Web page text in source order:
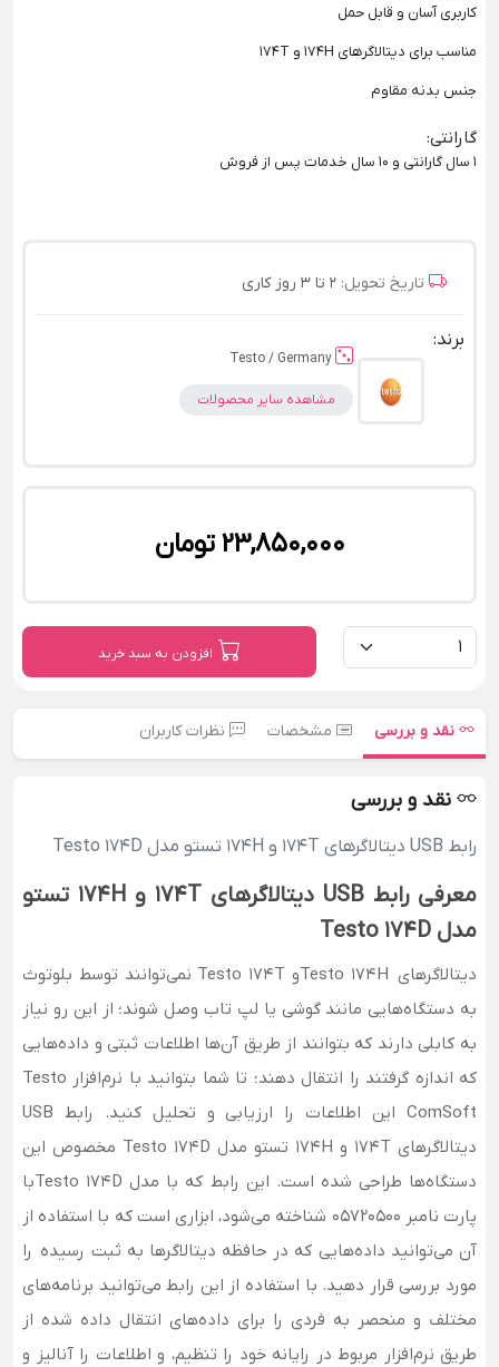
کاربری آسان و قابل حمل
مناسب برای دیتالاگرهای 174H و 174T
جنس بدنه مقاوم
گارانتی:
1 سال گارانتی و 10 سال خدمات پس از فروش
تاریخ تحویل: 2 تا 3 روز کاری
برند:
Testo / Germany
مشاهده سایر محصولات
23,850,000 تومان
افزودن به سبد خرید
نقد و بررسی مشخصات نظرات کاربران
نقد و بررسی
رابط USB دیتالاگرهای 174T و 174H تستو مدل Testo 174D
معرفی رابط USB دیتالاگرهای 174T و 174H تستو
مدل Testo 174D
دیتالاگرهای Testo 174Hو Testo 174T نمی‌توانند توسط بلوتوث
به دستگاه‌هایی مانند گوشی یا لپ تاب وصل شوند؛ از این رو نیاز
به کابلی دارند که بتوانند از طریق آن‌ها اطلاعات ثبتی و داده‌هایی
که اندازه گرفتند را انتقال دهند؛ تا شما بتوانید با نرم‌افزار Testo
ComSoft این اطلاعات را ارزیابی و تحلیل کنید. رابط USB
دیتالاگرهای 174T و 174H تستو مدل Testo 174D مخصوص این
دستگاه‌ها طراحی شده است. این رابط که با مدل Testo 174Dبا
پارت نامبر 05720500 شناخته می‌شود، ابزاری است که با استفاده از
آن می‌توانید داده‌هایی که در حافظه دیتالاگرها به ثبت رسیده را
مورد بررسی قرار دهید. با استفاده از این رابط می‌­توانید برنامه‌های
مختلف و منحصر به فردی را برای داده‌های انتقال داده شده از
طریق نرم‌افزار مربوط در رایانه خود را تنظیم، و اطلاعات را آنالیز و